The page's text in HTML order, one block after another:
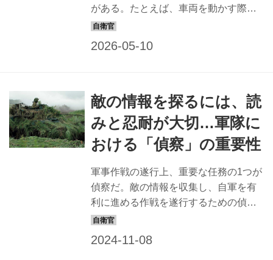
様子や、防大ならではのイベン...
がある。たとえば、車両を動かす際
や、小銃や拳銃、砲を扱う際にも号令
を。 車両の号令：シチュエーションと
リアルな音声を紹介 自衛隊ではトラッ
クから戦車まで多数の車両を運用する
ため、車両を動かす号令が決まってい
しよう。 定位につけ 乗車前の号令。操
縦手と乗員は車両の前に立ち、整列す
る。 乗車用意 乗車 「乗車用意」の予令
で隊員は駆け足で乗車位置に進む。
「乗車...
敵の情報を探るには、読
みと忍耐が大切…軍隊に
おける「偵察」の重要性
軍事作戦の遂行上、重要な任務の1つが
偵察だ。敵の情報を収集し、自軍を有
利に進める作戦を遂行するための偵察
には、気配を隠し情報を探る「隠密偵